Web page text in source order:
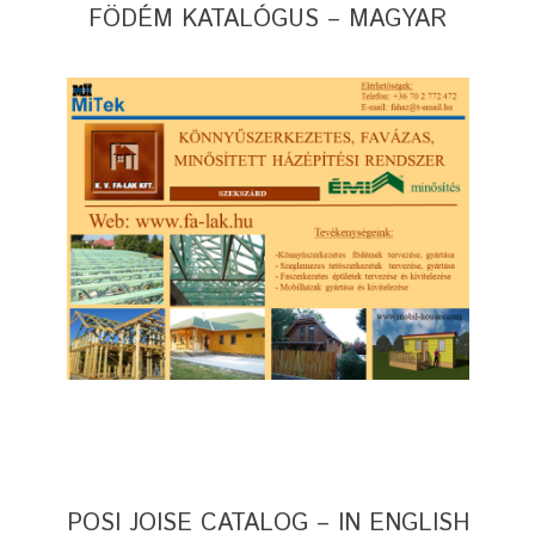
FÖDÉM KATALÓGUS – MAGYAR
POSI JOISE CATALOG – IN ENGLISH